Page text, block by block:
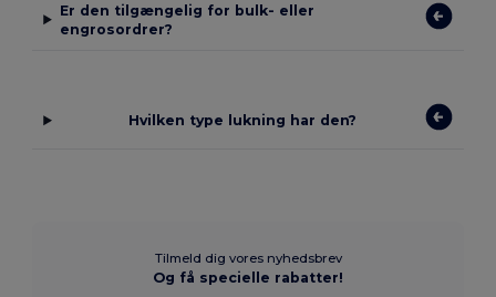
Er den tilgængelig for bulk- eller
engrosordrer?
Hvilken type lukning har den?
Tilmeld dig vores nyhedsbrev
Og få specielle rabatter!